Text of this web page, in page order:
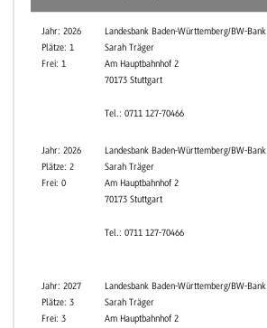
Jahr: 2026
Plätze: 1
Frei: 1
Landesbank Baden-Württemberg/BW-Bank
Sarah Träger
Am Hauptbahnhof 2
70173 Stuttgart
Tel.: 0711 127-70466
Jahr: 2026
Plätze: 2
Frei: 0
Landesbank Baden-Württemberg/BW-Bank
Sarah Träger
Am Hauptbahnhof 2
70173 Stuttgart
Tel.: 0711 127-70466
Jahr: 2027
Plätze: 3
Frei: 3
Landesbank Baden-Württemberg/BW-Bank
Sarah Träger
Am Hauptbahnhof 2